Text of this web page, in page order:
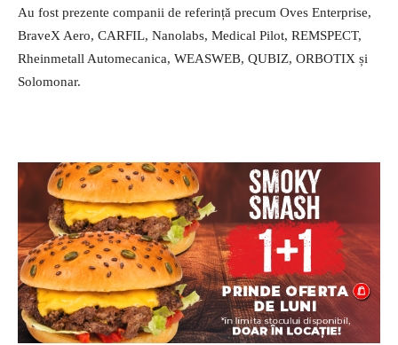
Au fost prezente companii de referință precum Oves Enterprise,
BraveX Aero, CARFIL, Nanolabs, Medical Pilot, REMSPECT,
Rheinmetall Automecanica, WEASWEB, QUBIZ, ORBOTIX și
Solomonar.